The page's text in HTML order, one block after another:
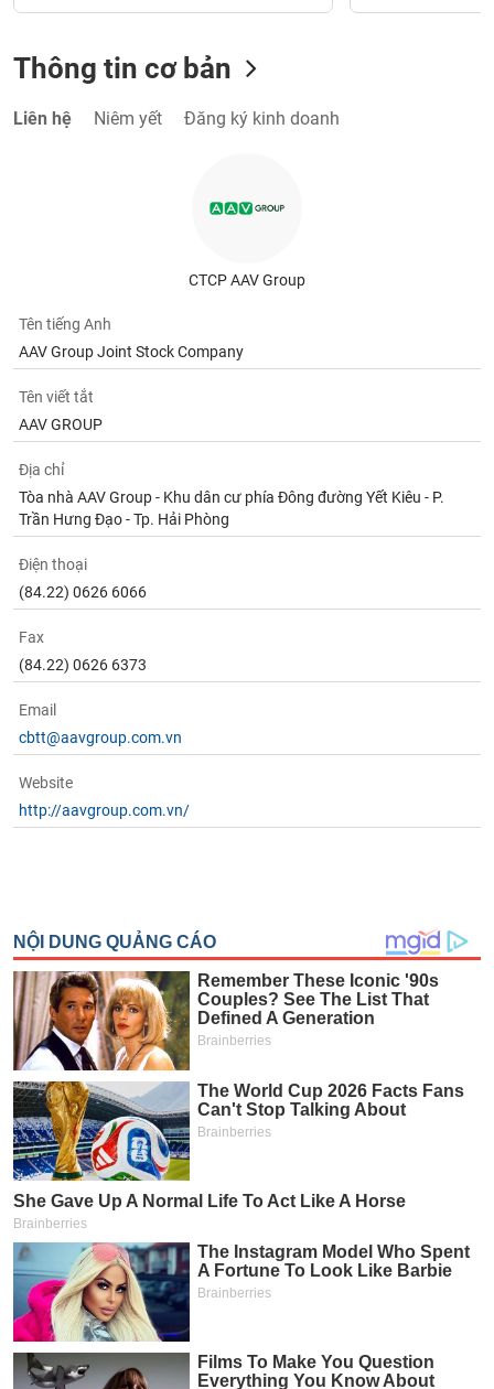
Thông tin cơ bản
Liên hệ Niêm yết Đăng ký kinh doanh
CTCP AAV Group
Tên tiếng Anh
AAV Group Joint Stock Company
Tên viết tắt
AAV GROUP
Địa chỉ
Tòa nhà AAV Group - Khu dân cư phía Đông đường Yết Kiêu - P.
Trần Hưng Đạo - Tp. Hải Phòng
Điện thoại
(84.22) 0626 6066
Fax
(84.22) 0626 6373
Email
cbtt@aavgroup.com.vn
Website
http://aavgroup.com.vn/